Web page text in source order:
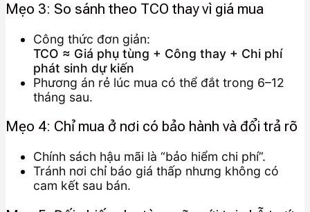
Mẹo 3: So sánh theo TCO thay vì giá mua
Công thức đơn giản:
TCO ≈ Giá phụ tùng + Công thay + Chi phí
phát sinh dự kiến
Phương án rẻ lúc mua có thể đắt trong 6–12
tháng sau.
Mẹo 4: Chỉ mua ở nơi có bảo hành và đổi trả rõ
Chính sách hậu mãi là “bảo hiểm chi phí”.
Tránh nơi chỉ báo giá thấp nhưng không có
cam kết sau bán.